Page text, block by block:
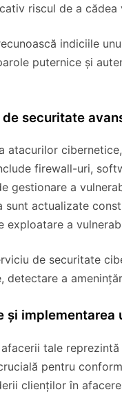
riscul de a
indiciile
puternice și
securitate
atacurilor
firewall-uri,
gestionare a
actualizate
exploatare a
de securitate
detectare a
și
tale
pentru
clienților în